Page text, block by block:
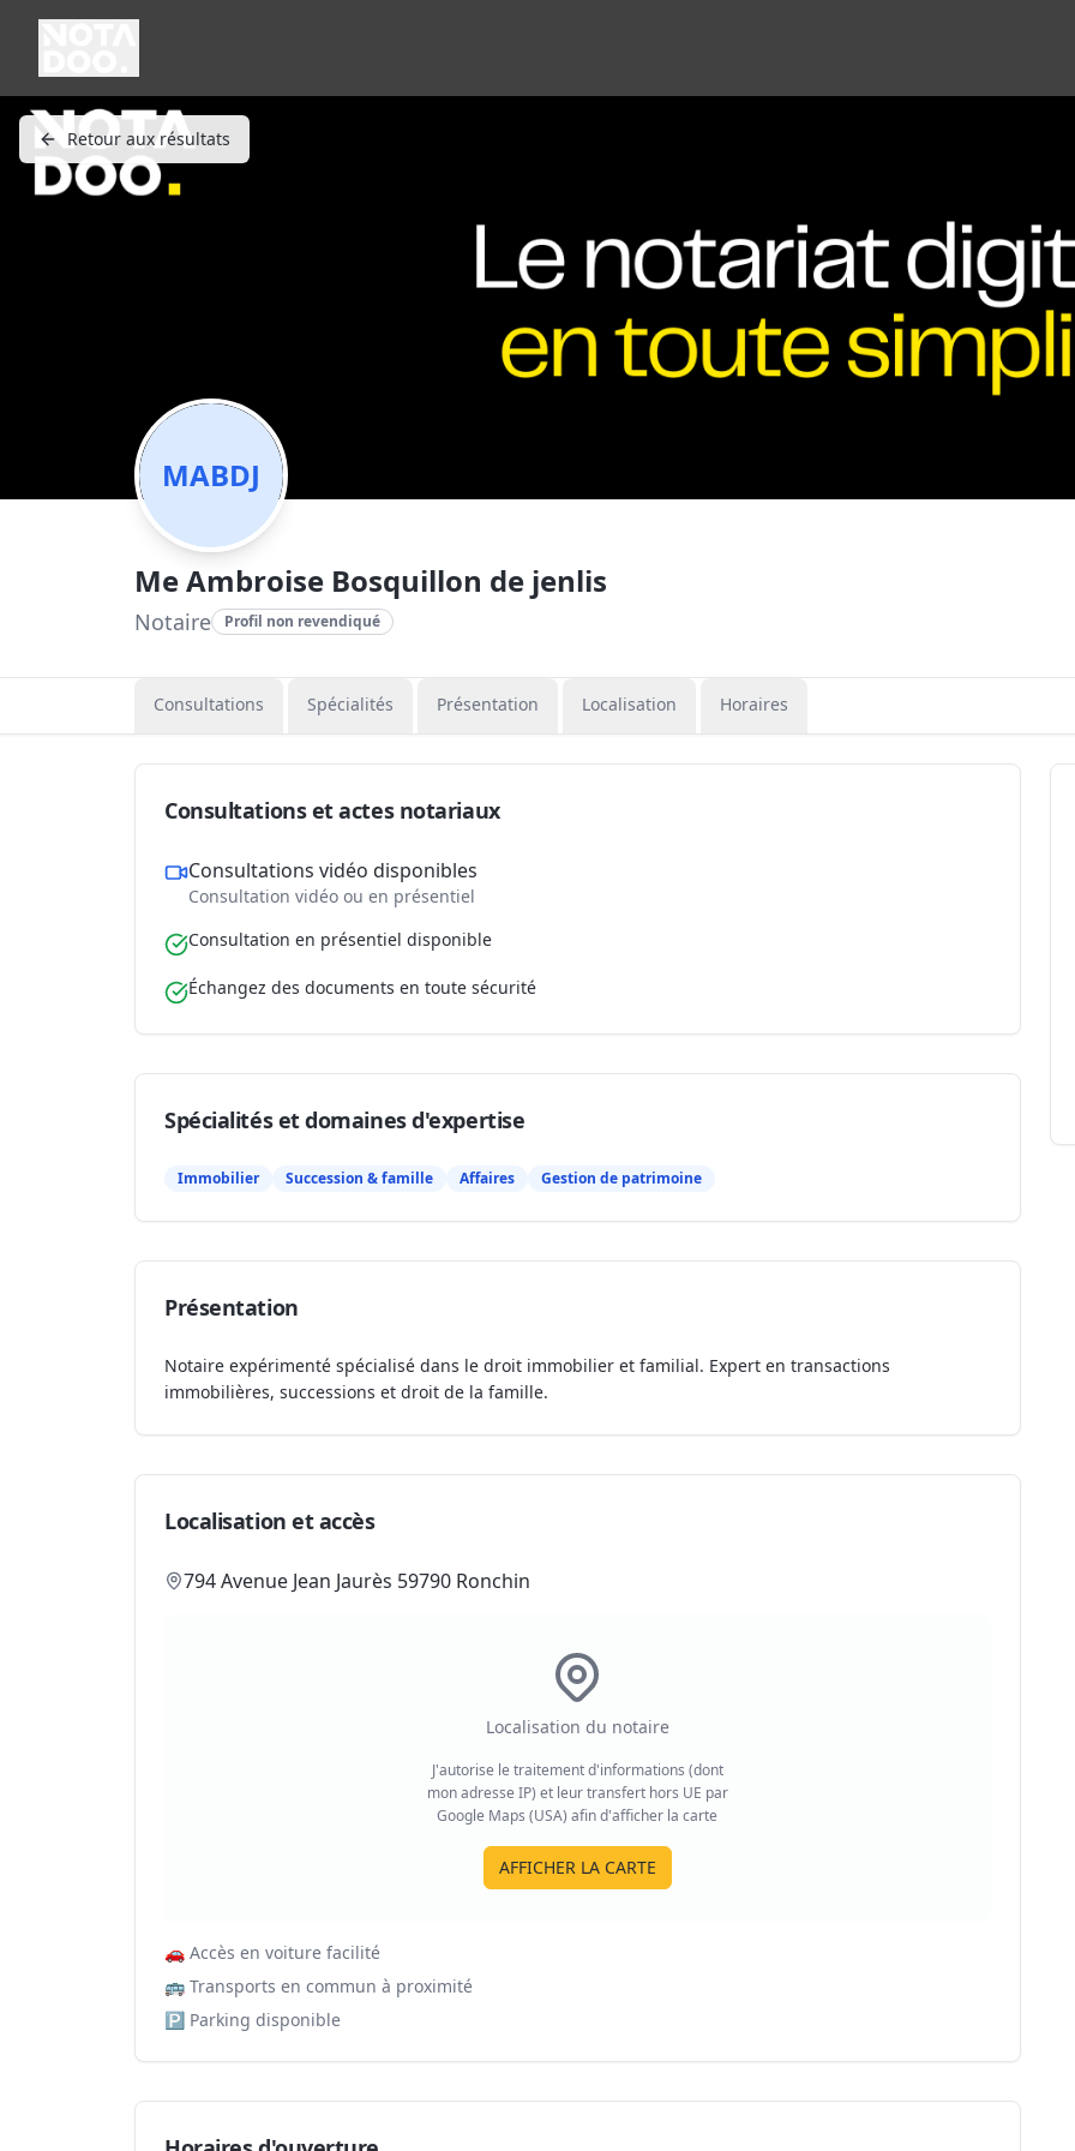
Retour aux résultats
MABDJ
Me Ambroise Bosquillon de jenlis
Notaire Profil non revendiqué
Consultations Spécialités Présentation Localisation Horaires
Consultations et actes notariaux
Consultations vidéo disponibles
Consultation vidéo ou en présentiel
Consultation en présentiel disponible
Échangez des documents en toute sécurité
Spécialités et domaines d'expertise
Immobilier Succession & famille Affaires Gestion de patrimoine
Présentation
Notaire expérimenté spécialisé dans le droit immobilier et familial. Expert en transactions
immobilières, successions et droit de la famille.
Localisation et accès
794 Avenue Jean Jaurès 59790 Ronchin
Localisation du notaire
J'autorise le traitement d'informations (dont
mon adresse IP) et leur transfert hors UE par
Google Maps (USA) afin d'afficher la carte
AFFICHER LA CARTE
🚗 Accès en voiture facilité
🚌 Transports en commun à proximité
🅿️ Parking disponible